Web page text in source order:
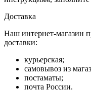
Доставка
Наш интернет-магазин
доставки:
курьерская;
самовывоз из
постаматы;
почта России.